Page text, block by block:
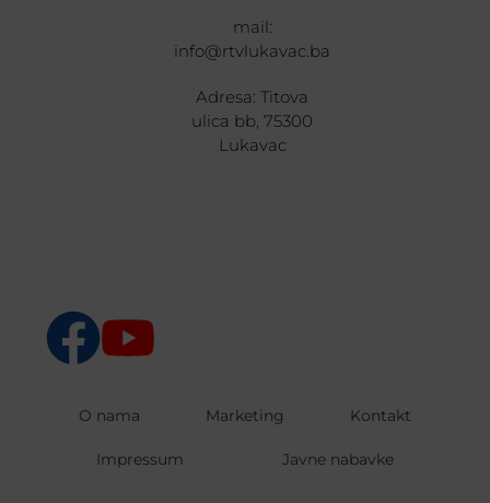
mail:
info@rtvlukavac.ba
Adresa: Titova
ulica bb, 75300
Lukavac
O nama Marketing Kontakt
Impressum Javne nabavke